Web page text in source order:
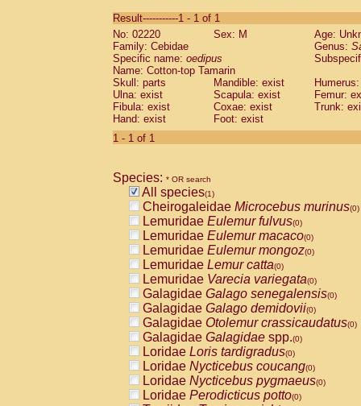
CebidaeSaguinus labiatus(0)
Cebidae Saguinus leucopus (0)
Cebidae
CebidaeSaguinus mystax
Cebidae Saguinus nigricollis (0)
Cebidae Saguinus oedipus
Cebidae Saguinus weddelli
Cebidae Saguinusspp.
Cebidae
CebidaeCebus capucinus
CebidaeCebus nigrivittatus
CebidaeCebus spp.(0)
CebidaeSaimiri boliviensis(0)
CebidaeSaimiri sciureus(0)
AtelidaeAlouatta caraya(0)
AtelidaeAlouatta fusca(0)
AtelidaeAlouatta seniculus(0)
AtelidaeAlouattaspp.(0)
AtelidaeAteles belzebuth(0)
AtelidaeAteles geoffroyi(0)
AtelidaeAteles paniscus(0)
AtelidaeAtelesspp.(0)
AtelidaeLagothrix lagothricha(0)
AtelidaeLagothrix lagothricha cana
PitheciidaeCacajao calvus
Result-----------1 - 1 of 1
No: 02220
Sex: M
Age:
Family: Cebidae
Genus:
Specific name: oedipus
Name: Cotton-top Tamarin
Skull: parts
Mandible: exist
Ulna: exist
Scapula: exist
Femur:
Fibula: exist
Coxae: exist
Trunk:
Hand: exist
Foot: exist
1 - 1 of 1
Species: * OR search
All species(1)
Cheirogaleidae Microcebus murinus(0)
Lemuridae Eulemur fulvus(0)
Lemuridae Eulemur macaco(0)
Lemuridae Eulemur mongoz(0)
Lemuridae Lemur catta(0)
Lemuridae Varecia variegata(0)
Galagidae Galago senegalensis(0)
Galagidae Galago demidovii(0)
Galagidae Otolemur crassicaudatus(0)
Galagidae Galagidae spp.(0)
Loridae Loris tardigradus(0)
Loridae Nycticebus coucang(0)
Loridae Nycticebus pygmaeus(0)
Loridae Perodicticus potto(0)